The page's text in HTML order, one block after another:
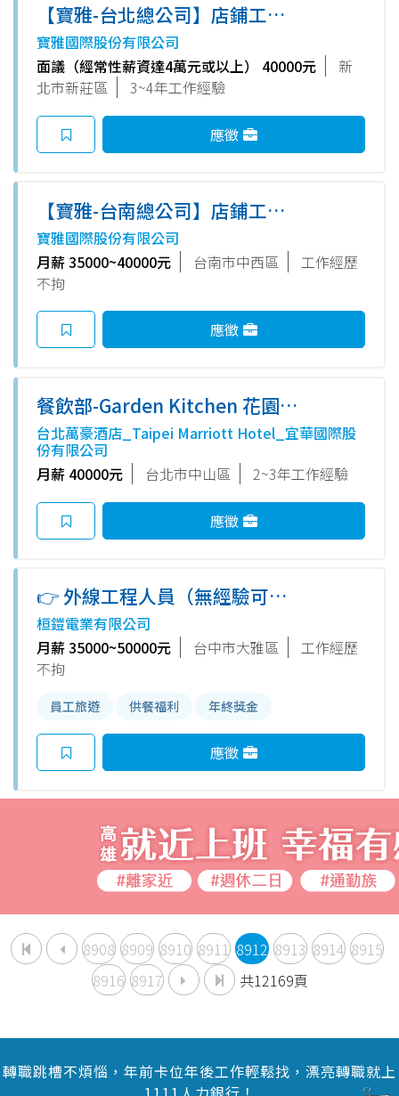
【寶雅-台北總公司】店鋪工程
部_養護修繕資深專員(北一區)
寶雅國際股份有限公司
面議（經常性薪資達4萬元或以上） 40000元
新
北市新莊區
3~4年工作經驗
應徵
【寶雅-台南總公司】店鋪工程
部_AutoCAD繪圖專員
寶雅國際股份有限公司
月薪 35000~40000元
台南市中西區
工作經歷
不拘
應徵
餐飲部-Garden Kitchen 花園廚
房一廚 Commis1
台北萬豪酒店_Taipei Marriott Hotel_宜華國際股
份有限公司
月薪 40000元
台北市中山區 2~3年工作經驗
應徵
👉 外線工程人員（無經驗可／
月薪35K起／供餐＋年終)
桓鎧電業有限公司
月薪 35000~50000元
台中市大雅區
工作經歷
不拘
員工旅遊 供餐福利 年終獎金
應徵
8908 8909 8910 8911 8912 8913 8914 8915
8916 8917 共12169頁
轉職跳槽不煩惱，年前卡位年後工作輕鬆找，漂亮轉職就上